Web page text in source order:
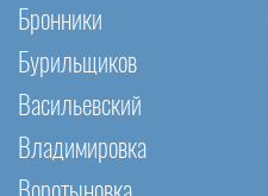
Бронники
Бурильщиков
Васильевский
Владимировка